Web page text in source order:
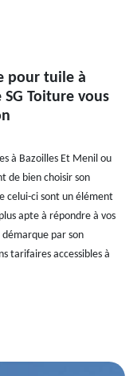
pour tuile à
Toiture vous
à Bazoilles Et Menil ou
de bien choisir son
celui-ci sont un élément
apte à répondre à vos
par son
tarifaires accessibles à